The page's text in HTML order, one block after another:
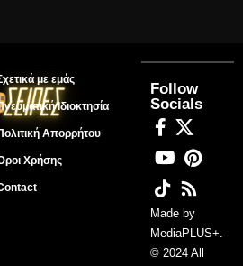
με εμάς
Ιδιοκτησία
Απορρήτου
Χρήσης
Follow
Socials
Made by
MediaPLUS+
© 2024 All